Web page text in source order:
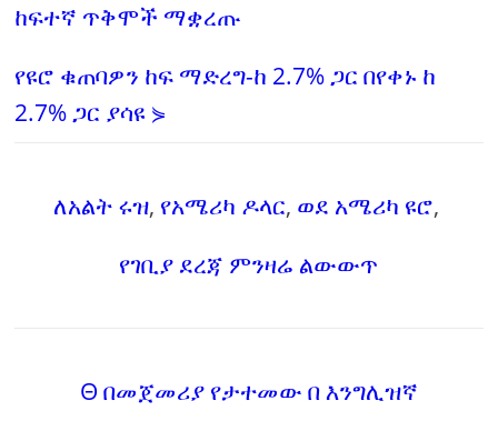
ከፍተኛ ጥቅሞች ማቋረጡ
የዩሮ ቁጠባዎን ከፍ ማድረግ-ከ 2.7% ጋር በየቀኑ ከ
2.7% ጋር ያሳዩ ⋟
ለአልት ሩዝ, የአሜሪካ ዶላር, ወደ አሜሪካ ዩሮ,
የገቢያ ደረጃ ምንዛሬ ልውውጥ
Θ በመጀመሪያ የታተመው በ እንግሊዝኛ